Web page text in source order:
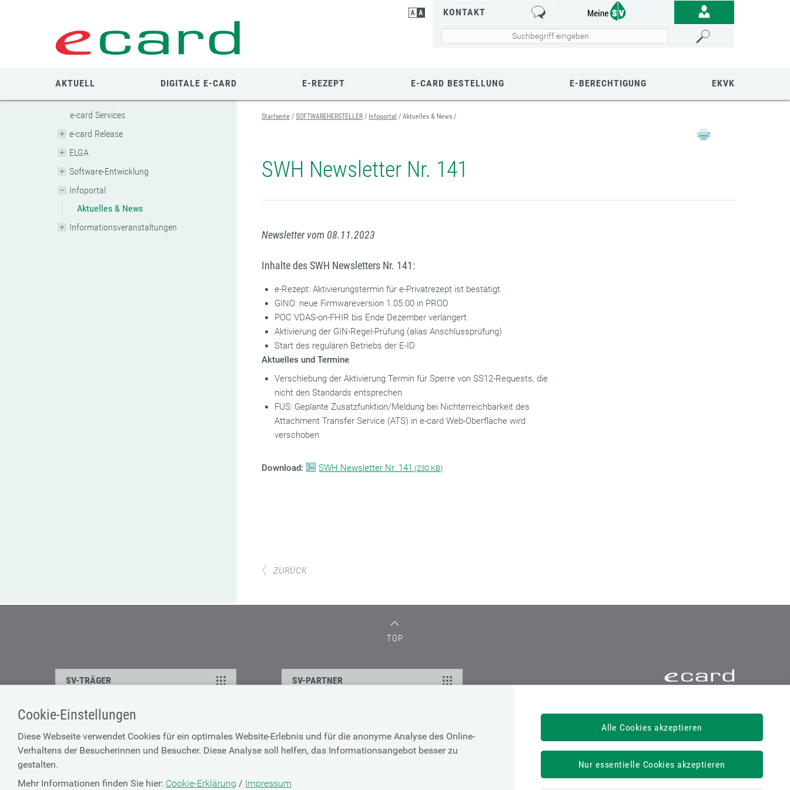
Cookie-Einstellungen
Diese Webseite verwendet Cookies für ein optimales Website-Erlebnis und für die anonyme Analyse des Online-
Verhaltens der Besucherinnen und Besucher. Diese Analyse soll helfen, das Informationsangebot besser zu
gestalten.
Mehr Informationen finden Sie hier: Cookie-Erklärung / Impressum
Alle Cookies akzeptieren
Nur essentielle Cookies akzeptieren
KONTAKT
AKTUELL DIGITALE E-CARD E-REZEPT E-CARD BESTELLUNG E-BERECHTIGUNG EKVK
e-card Services
e-card Release
ELGA
Software-Entwicklung
Infoportal
Aktuelles & News
Informationsveranstaltungen
Startseite SOFTWAREHERSTELLER Infoportal Aktuelles & News
SWH Newsletter Nr. 141
Newsletter vom 08.11.2023
Inhalte des SWH Newsletters Nr. 141:
e-Rezept: Aktivierungstermin für e-Privatrezept ist bestätigt
GINO: neue Firmwareversion 1.05.00 in PROD
POC VDAS-on-FHIR bis Ende Dezember verlängert
Aktivierung der GIN-Regel-Prüfung (alias Anschlussprüfung)
Start des regulären Betriebs der E-ID
Aktuelles und Termine
Verschiebung der Aktivierung Termin für Sperre von SS12-Requests, die
nicht den Standards entsprechen
FUS: Geplante Zusatzfunktion/Meldung bei Nichterreichbarkeit des
Attachment Transfer Service (ATS) in e-card Web-Oberfläche wird
verschoben
Download: SWH Newsletter Nr. 141 (230 KB)
ZURÜCK
TOP
SV-TRÄGER SV-PARTNER
Site Map
technischen Problemen